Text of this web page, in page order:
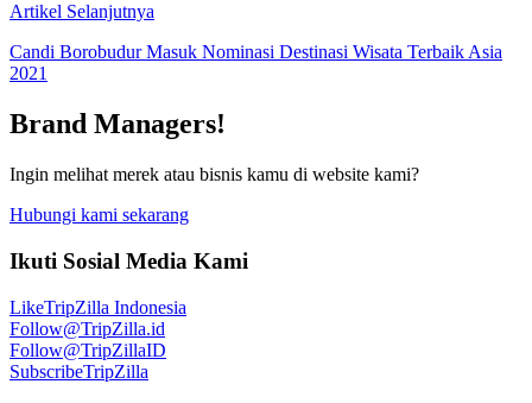
Artikel Selanjutnya
Candi Borobudur Masuk Nominasi Destinasi Wisata Terbaik Asia
2021
Brand Managers!
Ingin melihat merek atau bisnis kamu di website kami?
Hubungi kami sekarang
Ikuti Sosial Media Kami
LikeTripZilla Indonesia
Follow@TripZilla.id
Follow@TripZillaID
SubscribeTripZilla